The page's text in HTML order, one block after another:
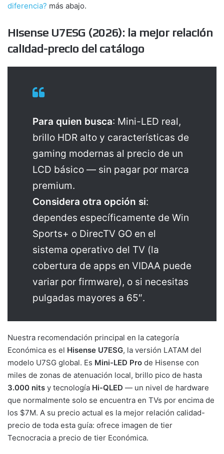
diferencia? más abajo.
Hisense U7ESG (2026): la mejor relación
calidad-precio del catálogo
Para quien busca: Mini-LED real,
brillo HDR alto y características de
gaming modernas al precio de un
LCD básico — sin pagar por marca
premium.
Considera otra opción si:
dependes específicamente de Win
Sports+ o DirecTV GO en el
sistema operativo del TV (la
cobertura de apps en VIDAA puede
variar por firmware), o si necesitas
pulgadas mayores a 65″.
Nuestra recomendación principal en la categoría
Económica es el Hisense U7ESG, la versión LATAM del
modelo U7SG global. Es Mini-LED Pro de Hisense con
miles de zonas de atenuación local, brillo pico de hasta
3.000 nits y tecnología Hi-QLED — un nivel de hardware
que normalmente solo se encuentra en TVs por encima de
los $7M. A su precio actual es la mejor relación calidad-
precio de toda esta guía: ofrece imagen de tier
Tecnocracia a precio de tier Económica.